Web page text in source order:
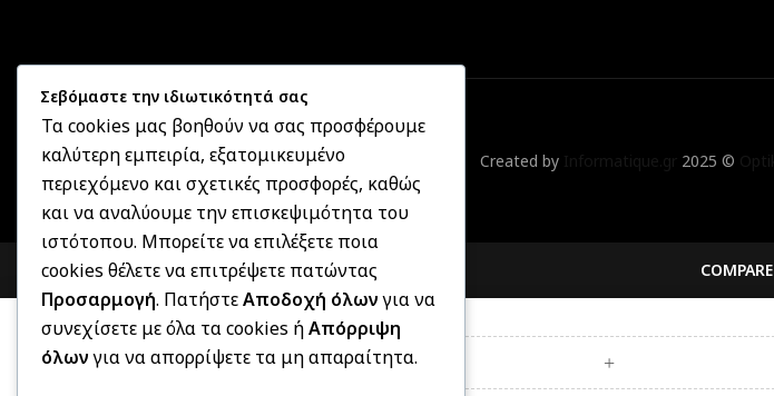
Created by 2025 ©
Σεβόμαστε την ιδιωτικότητά σας
Τα cookies μας βοηθούν να σας προσφέρουμε
καλύτερη εμπειρία, εξατομικευμένο
περιεχόμενο και σχετικές προσφορές, καθώς
και να αναλύουμε την επισκεψιμότητα του
ιστότοπου. Μπορείτε να επιλέξετε ποια
cookies θέλετε να επιτρέψετε πατώντας
Προσαρμογή. ΠατήστεΑποδοχή όλωνγια να
συνεχίσετε με όλα τα cookies ήΑπόρριψη
όλωνγια να απορρίψετε τα μη απαραίτητα.
COMPARE